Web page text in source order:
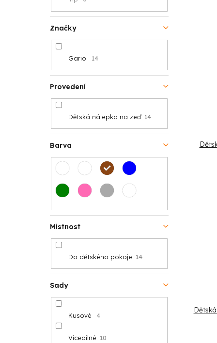
n
e
Značky
Gario 14
Provedení
Dětská nálepka na zeď 14
Barva
Místnost
Do dětského pokoje 14
Sady
Kusové 4
Vícedílné 10